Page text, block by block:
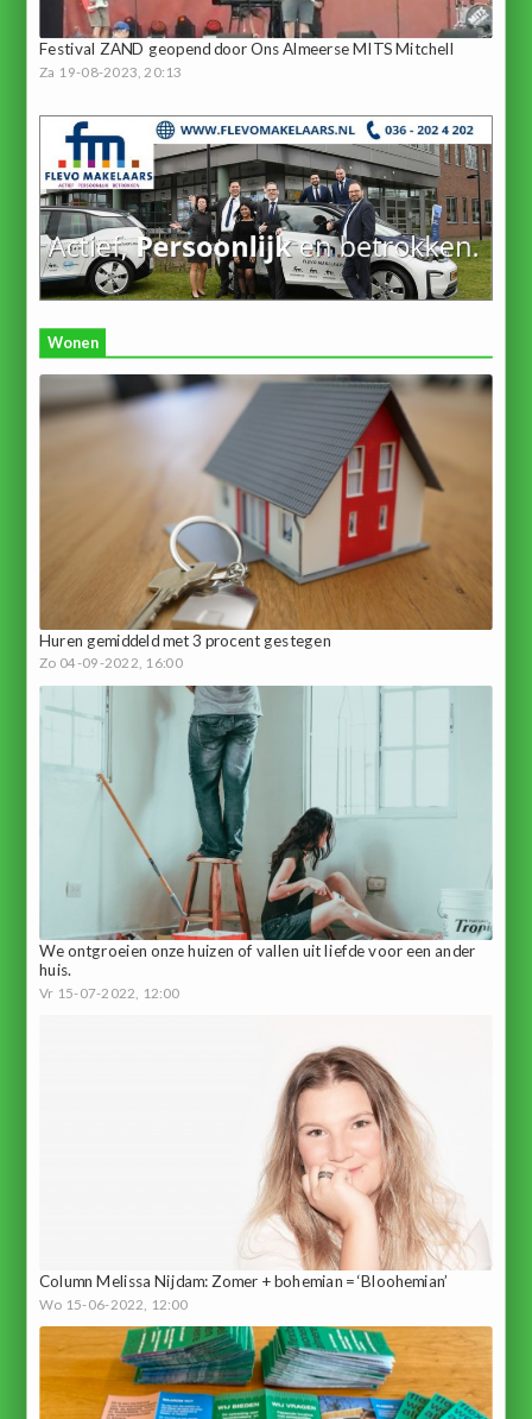
Festival ZAND geopend door Ons Almeerse MITS Mitchell
Za 19-08-2023, 20:13
Wonen
Huren gemiddeld met 3 procent gestegen
Zo 04-09-2022, 16:00
We ontgroeien onze huizen of vallen uit liefde voor een ander
huis.
Vr 15-07-2022, 12:00
Column Melissa Nijdam: Zomer + bohemian = ‘Bloohemian’
Wo 15-06-2022, 12:00